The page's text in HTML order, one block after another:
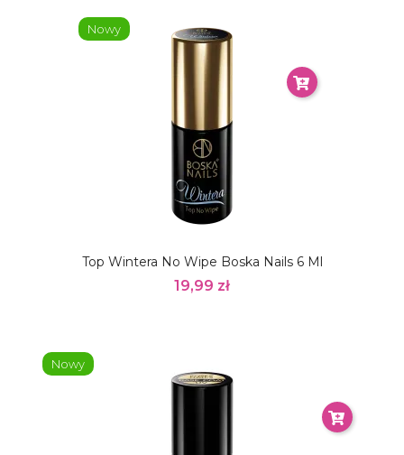
Top Wintera No Wipe Boska Nails 6 Ml
19,99 zł
Nowy
Nowy